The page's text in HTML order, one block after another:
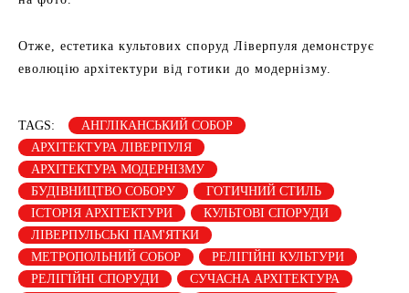
Отже, естетика культових споруд Ліверпуля демонструє
еволюцію архітектури від готики до модернізму.
TAGS:
АНГЛІКАНСЬКИЙ СОБОР
АРХІТЕКТУРА ЛІВЕРПУЛЯ
АРХІТЕКТУРА МОДЕРНІЗМУ
БУДІВНИЦТВО СОБОРУ
ГОТИЧНИЙ СТИЛЬ
ІСТОРІЯ АРХІТЕКТУРИ
КУЛЬТОВІ СПОРУДИ
ЛІВЕРПУЛЬСЬКІ ПАМ'ЯТКИ
МЕТРОПОЛЬНИЙ СОБОР
РЕЛІГІЙНІ КУЛЬТУРИ
РЕЛІГІЙНІ СПОРУДИ
СУЧАСНА АРХІТЕКТУРА